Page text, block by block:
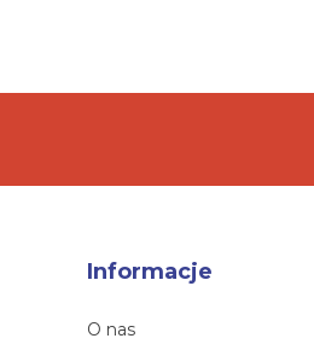
Informacje
O nas